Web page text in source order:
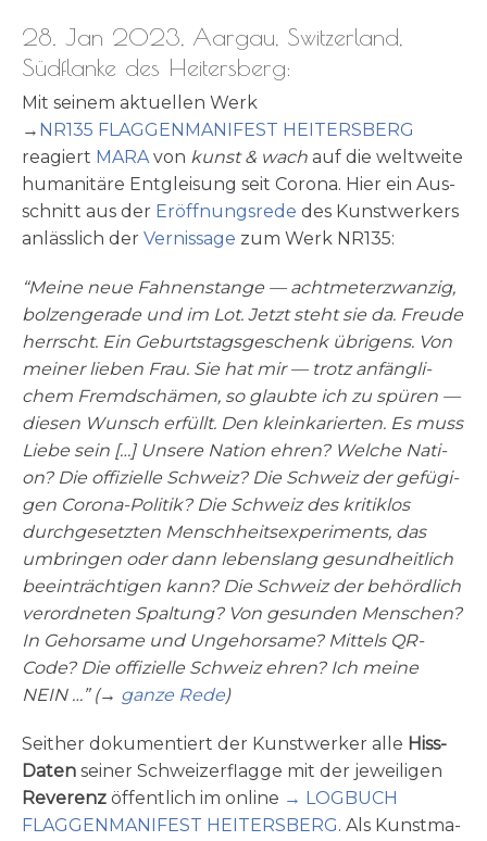
28. Jan 2023, Aargau, Switzerland,
Südflanke des Heitersberg:
Mit sei­nem aktu­el­len Werk
→ NR135 FLAGGENMANIFEST HEITERSBERG
reagiert MARAvon kunst & wach auf die welt­wei­te
huma­ni­tä­re Ent­glei­sung seit Coro­na. Hier ein Aus­
schnitt aus der Eröff­nungs­re­de des Kunst­wer­kers
anläss­lich der Ver­nis­sa­ge zum Werk NR135:
“Mei­ne neue Fah­nen­stan­ge — acht­me­ter­z­wan­zig,
bol­zen­ge­ra­de und im Lot. Jetzt steht sie da. Freu­de
herrscht. Ein Geburts­tags­ge­schenk übri­gens. Von
mei­ner lie­ben Frau. Sie hat mir — trotz anfäng­li­
chem Fremd­schä­men, so glaub­te ich zu spü­ren —
die­sen Wunsch erfüllt. Den klein­ka­rier­ten. Es muss
Lie­be sein […] Unse­re Nati­on ehren? Wel­che Nati­
on? Die offi­zi­el­le Schweiz? Die Schweiz der gefü­gi­
gen Coro­na-Poli­tik? Die Schweiz des kri­tik­los
durch­ge­setz­ten Mensch­heits­expe­ri­ments, das
umbrin­gen oder dann lebens­lang gesund­heit­lich
beein­träch­ti­gen kann? Die Schweiz der behörd­lich
ver­ord­ne­ten Spal­tung? Von gesun­den Men­schen?
In Gehor­sa­me und Unge­hor­sa­me? Mit­tels QR-
Code? Die offi­zi­el­le Schweiz ehren? Ich mei­ne
NEIN …” (→ gan­ze Rede)
Seit­her doku­men­tiert der Kunst­wer­ker alle Hiss-
Da­ten sei­ner Schwei­zer­flag­ge mit der jewei­li­gen
Reve­renz öffent­lich im online → LOGBUCH
FLAGGENMANIFEST HEITERSBERG. Als Kunst­ma­